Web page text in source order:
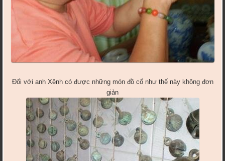
Đối với anh Xênh có được những món đồ cổ như thế này không đơn
giản